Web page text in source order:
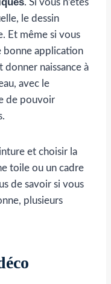
le dessin
Et même si vous
bonne application
donner naissance à
avec le
de pouvoir
et choisir la
toile ou un cadre
de savoir si vous
plusieurs